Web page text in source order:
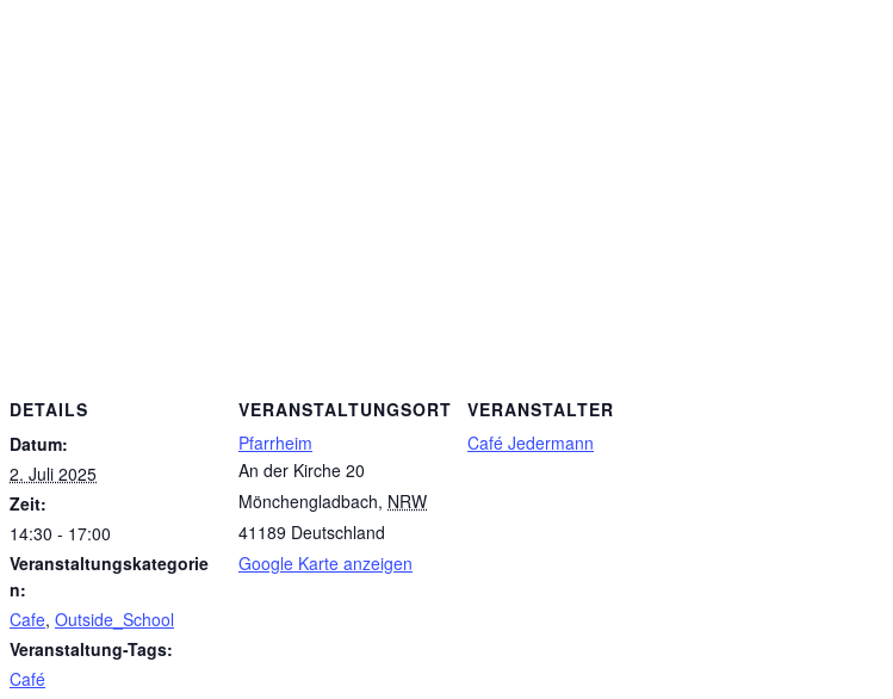
DETAILS
Datum:
2. Juli 2025
Zeit:
14:30 - 17:00
Veranstaltungskategorie
n:
Cafe, Outside_School
Veranstaltung-Tags:
Café
VERANSTALTUNGSORT
Pfarrheim
An der Kirche 20
Mönchengladbach, NRW
41189 Deutschland
Google Karte anzeigen
VERANSTALTER
Café Jedermann